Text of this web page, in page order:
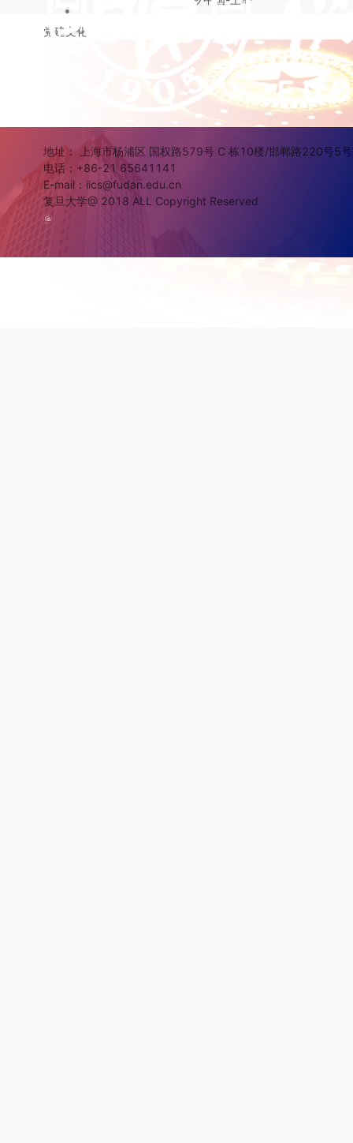
党建文化
地址： 上海市杨浦区 国权路579号 C 栋10楼/邯郸路220号5
电话：+86-21 65641141
E-mail：iics@fudan.edu.cn
复旦大学@ 2018 ALL Copyright Reserved